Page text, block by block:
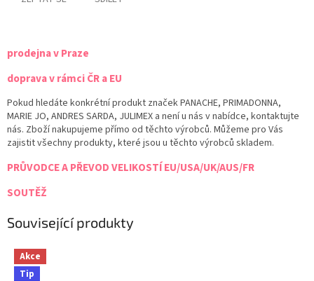
prodejna v Praze
doprava v rámci ČR a EU
Pokud hledáte konkrétní produkt značek PANACHE, PRIMADONNA,
MARIE JO, ANDRES SARDA, JULIMEX a není u nás v nabídce, kontaktujte
nás. Zboží nakupujeme přímo od těchto výrobců. Můžeme pro Vás
zajistit všechny produkty, které jsou u těchto výrobců skladem.
PRŮVODCE A PŘEVOD VELIKOSTÍ EU/USA/UK/AUS/FR
SOUTĚŽ
Související produkty
Akce
Tip